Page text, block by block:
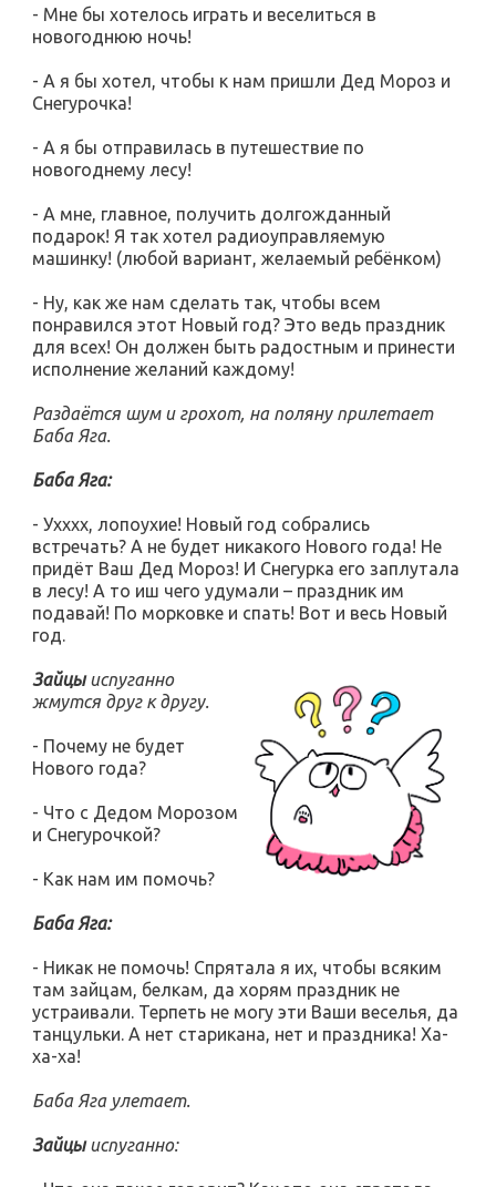
- Мне бы хотелось играть и веселиться в
новогоднюю ночь!
- А я бы хотел, чтобы к нам пришли Дед Мороз и
Снегурочка!
- А я бы отправилась в путешествие по
новогоднему лесу!
- А мне, главное, получить долгожданный
подарок! Я так хотел радиоуправляемую
машинку! (любой вариант, желаемый ребёнком)
- Ну, как же нам сделать так, чтобы всем
понравился этот Новый год? Это ведь праздник
для всех! Он должен быть радостным и принести
исполнение желаний каждому!
Раздаётся шум и грохот, на поляну прилетает
Баба Яга.
Баба Яга:
- Ухххх, лопоухие! Новый год собрались
встречать? А не будет никакого Нового года! Не
придёт Ваш Дед Мороз! И Снегурка его заплутала
в лесу! А то иш чего удумали – праздник им
подавай! По морковке и спать! Вот и весь Новый
год.
Зайцыиспуганно
жмутся друг к другу.
- Почему не будет
Нового года?
- Что с Дедом Морозом
и Снегурочкой?
- Как нам им помочь?
Баба Яга:
- Никак не помочь! Спрятала я их, чтобы всяким
там зайцам, белкам, да хорям праздник не
устраивали. Терпеть не могу эти Ваши веселья, да
танцульки. А нет старикана, нет и праздника! Ха-
ха-ха!
Баба Яга улетает.
Зайцыиспуганно: